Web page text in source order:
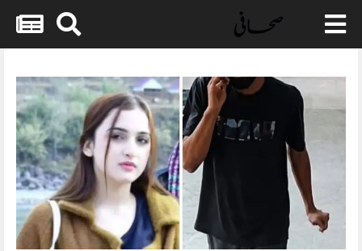
Skip
content